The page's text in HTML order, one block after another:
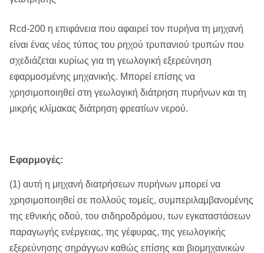
Rcd-200 η επιφάνεια που αφαιρεί τον πυρήνα τη μηχανή
είναι ένας νέος τύπος του ρηχού τρυπανιού τρυπών που
σχεδιάζεται κυρίως για τη γεωλογική εξερεύνηση
εφαρμοσμένης μηχανικής. Μπορεί επίσης να
χρησιμοποιηθεί στη γεωλογική διάτρηση πυρήνων και τη
μικρής κλίμακας διάτρηση φρεατίων νερού.
Εφαρμογές:
(1) αυτή η μηχανή διατρήσεων πυρήνων μπορεί να
χρησιμοποιηθεί σε πολλούς τομείς, συμπεριλαμβανομένης
της εθνικής οδού, του σιδηροδρόμου, των εγκαταστάσεων
παραγωγής ενέργειας, της γέφυρας, της γεωλογικής
εξερεύνησης σηράγγων καθώς επίσης και βιομηχανικών